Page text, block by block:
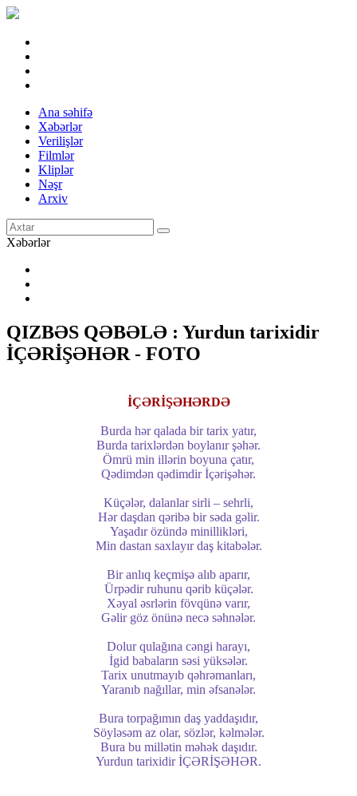
Ana səhifə
Xəbərlər
Verilişlər
Filmlər
Kliplər
Nəşr
Arxiv
Xəbərlər
QIZBƏS QƏBƏLƏ : Yurdun tarixidir
İÇƏRİŞƏHƏR - FOTO
İÇƏRİŞƏHƏRDƏ
Burda hər qalada bir tarix yatır,
Burda tarixlərdən boylanır şəhər.
Ömrü min illərin boyuna çatır,
Qədimdən qədimdir İçərişəhər.
Küçələr, dalanlar sirli – sehrli,
Hər daşdan qəribə bir səda gəlir.
Yaşadır özündə minillikləri,
Min dastan saxlayır daş kitabələr.
Bir anlıq keçmişə alıb aparır,
Ürpədir ruhunu qərib küçələr.
Xəyal əsrlərin fövqünə varır,
Gəlir göz önünə necə səhnələr.
Dolur qulağına cəngi harayı,
İgid babaların səsi yüksələr.
Tarix unutmayıb qəhrəmanları,
Yaranıb nağıllar, min əfsanələr.
Bura torpağımın daş yaddaşıdır,
Söyləsəm az olar, sözlər, kəlmələr.
Bura bu millətin məhək daşıdır.
Yurdun tarixidir İÇƏRİŞƏHƏR.